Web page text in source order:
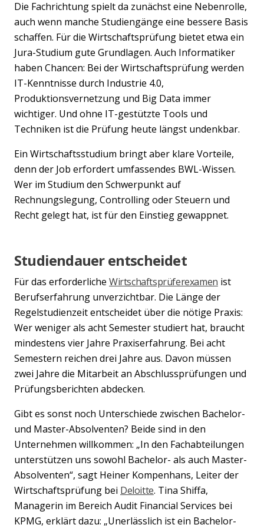
Die Fachrichtung spielt da zunächst eine Nebenrolle,
auch wenn manche Studiengänge eine bessere Basis
schaffen. Für die Wirtschaftsprüfung bietet etwa ein
Jura-Studium gute Grundlagen. Auch Informatiker
haben Chancen: Bei der Wirtschaftsprüfung werden
IT-Kenntnisse durch Industrie 4.0,
Produktionsvernetzung und Big Data immer
wichtiger. Und ohne IT-gestützte Tools und
Techniken ist die Prüfung heute längst undenkbar.
Ein Wirtschaftsstudium bringt aber klare Vorteile,
denn der Job erfordert umfassendes BWL-Wissen.
Wer im Studium den Schwerpunkt auf
Rechnungslegung, Controlling oder Steuern und
Recht gelegt hat, ist für den Einstieg gewappnet.
Studiendauer entscheidet
Für das erforderliche Wirtschaftsprüferexamen ist
Berufserfahrung unverzichtbar. Die Länge der
Regelstudienzeit entscheidet über die nötige Praxis:
Wer weniger als acht Semester studiert hat, braucht
mindestens vier Jahre Praxiserfahrung. Bei acht
Semestern reichen drei Jahre aus. Davon müssen
zwei Jahre die Mitarbeit an Abschlussprüfungen und
Prüfungsberichten abdecken.
Gibt es sonst noch Unterschiede zwischen Bachelor-
und Master-Absolventen? Beide sind in den
Unternehmen willkommen: „In den Fachabteilungen
unterstützen uns sowohl Bachelor- als auch Master-
Absolventen“, sagt Heiner Kompenhans, Leiter der
Wirtschaftsprüfung bei Deloitte. Tina Shiffa,
Managerin im Bereich Audit Financial Services bei
KPMG, erklärt dazu: „Unerlässlich ist ein Bachelor-